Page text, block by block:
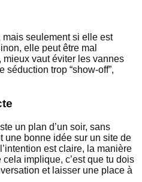
seulement si elle est
elle peut être mal
vaut éviter les vannes
trop “show-off”,
un plan d’un soir, sans
une bonne idée sur un site de
est claire, la manière
implique, c’est que tu dois
et laisser une place à